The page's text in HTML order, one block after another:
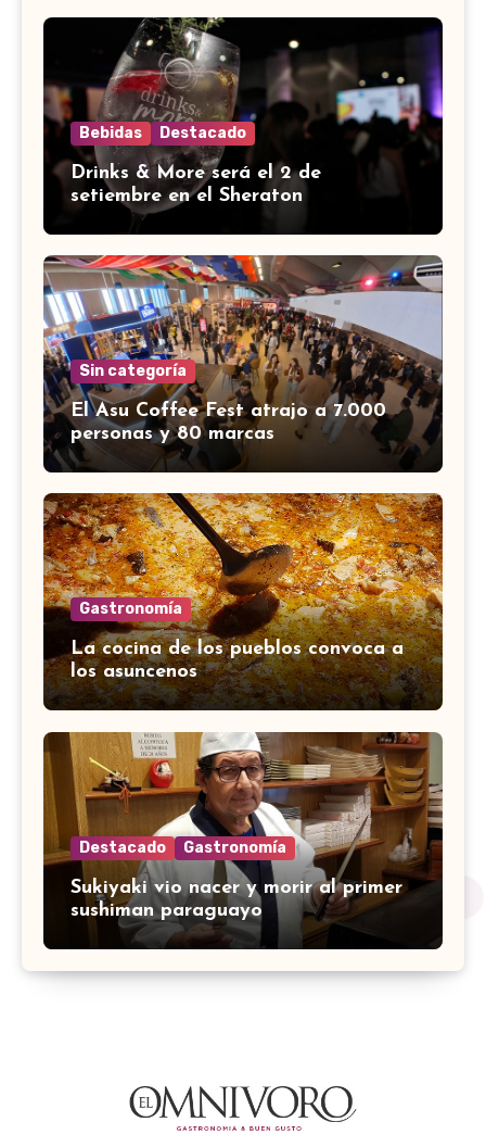
Bebidas Destacado
Drinks & More será el 2 de
setiembre en el Sheraton
Sin categoría
El Asu Coffee Fest atrajo a 7.000
personas y 80 marcas
Gastronomía
La cocina de los pueblos convoca a
los asuncenos
Destacado Gastronomía
Sukiyaki vio nacer y morir al primer
sushiman paraguayo